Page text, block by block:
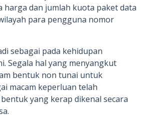
harga dan jumlah kuota paket data
para pengguna nomor
sebagai pada kehidupan
Segala hal yang menyangkut
bentuk non tunai untuk
macam keperluan telah
yang kerap dikenal secara